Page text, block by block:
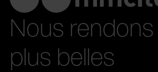
Nous
plus belles